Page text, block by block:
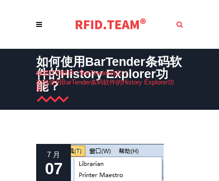
如何使用BarTender条码软
件的History Explorer功
能？
标签打印软件/BarTender动态 /
如何使用BarTender条码软件的History Explorer功
能？
7 月
07